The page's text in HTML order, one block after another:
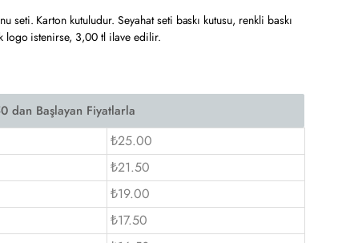
seti. Karton kutuludur. Seyahat seti baskı kutusu, renkli baskı
logo istenirse, 3,00 tl ilave edilir.
₺25.00
₺21.50
₺19.00
₺17.50